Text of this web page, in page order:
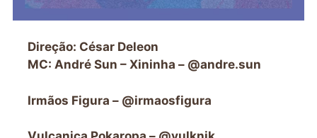
Direção: César Deleon
MC: André Sun – Xininha – @andre.sun
Irmãos Figura – @irmaosfigura